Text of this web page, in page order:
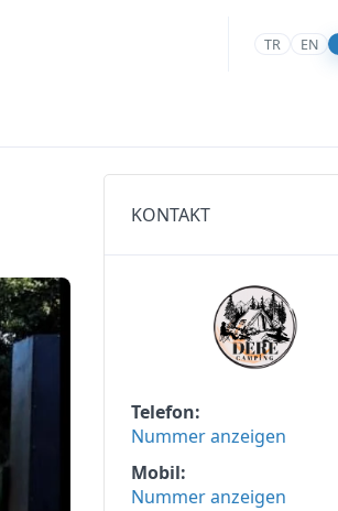
TR EN
KONTAKT
Telefon
Nummer anzeigen
Mobil
Nummer anzeigen